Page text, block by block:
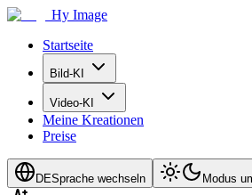
Hy Image
Startseite
Bild-KI
Video-KI
Meine Kreationen
Preise
DESprache wechseln Modus